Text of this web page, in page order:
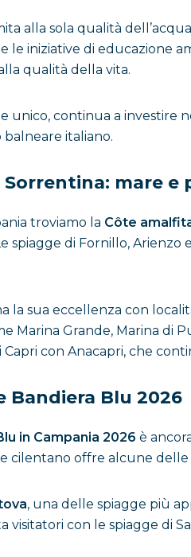
alla sola qualità
e le iniziative di
qualità della vita.
unico, continua a
italiano.
mare e
troviamo la Côte
spiagge di Fornillo,
la sua eccellenza con
Marina Grande, Marina di
Capri con Anacapri, che
Bandiera Blu 2026
in Campania 2026 è
cilentano offre alcune delle
, una delle spiagge più
visitatori con le spiagge di